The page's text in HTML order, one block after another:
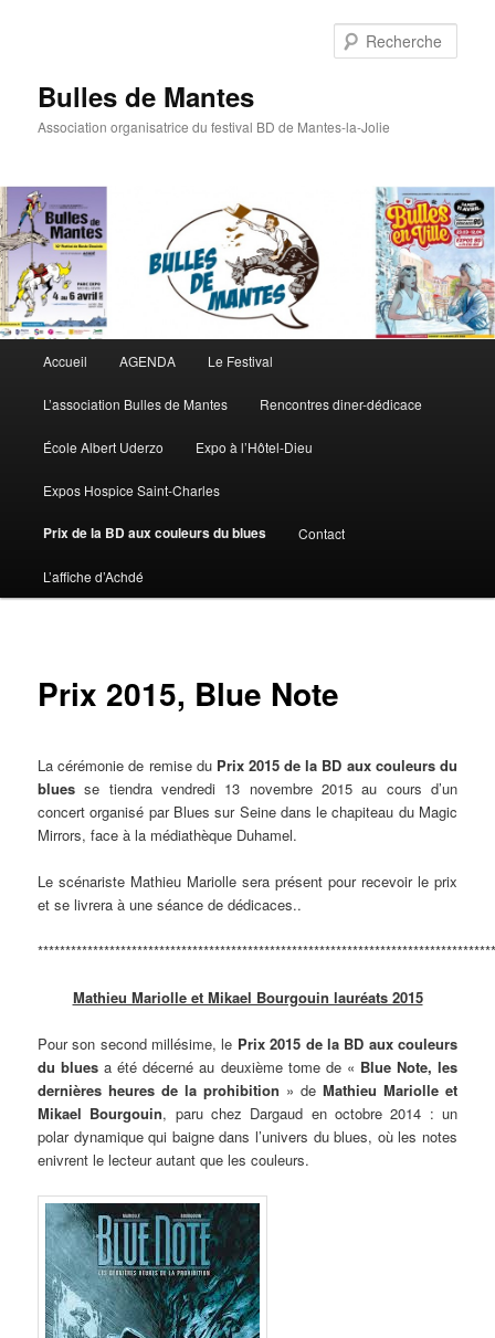
Bulles de Mantes
Association organisatrice du festival BD de Mantes-la-Jolie
Aller au contenu principal
Aller au contenu secondaire
Accueil AGENDA Le Festival
L’association Bulles de Mantes Rencontres diner-dédicace
École Albert Uderzo Expo à l’Hôtel-Dieu
Expos Hospice Saint-Charles
Prix de la BD aux couleurs du blues Contact
L’affiche d’Achdé
Prix 2015, Blue Note
La cérémonie de remise du Prix 2015 de la BD aux couleurs du
blues se tiendra vendredi 13 novembre 2015 au cours d’un
concert organisé par Blues sur Seine dans le chapiteau du Magic
Mirrors, face à la médiathèque Duhamel.
Le scénariste Mathieu Mariolle sera présent pour recevoir le prix
et se livrera à une séance de dédicaces..
Mathieu Mariolle et Mikael Bourgouin lauréats 2015
Pour son second millésime, le Prix 2015 de la BD aux couleurs
du blues a été décerné au deuxième tome de « Blue Note, les
dernières heures de la prohibition » de Mathieu Mariolle et
Mikael Bourgouin, paru chez Dargaud en octobre 2014 : un
polar dynamique qui baigne dans l’univers du blues, où les notes
enivrent le lecteur autant que les couleurs.